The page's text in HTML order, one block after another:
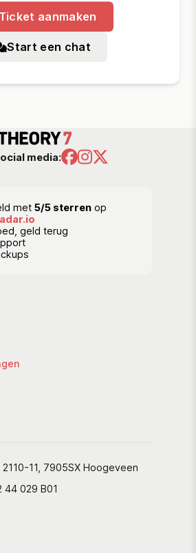
Ticket aanmaken
Start een chat
media:
met 5/5 sterrenop
geld terug
11, 7905SX Hoogeveen
44 029 B01